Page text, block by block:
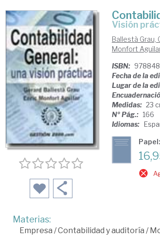
visión
Ballestà Grau,
Monfort
ISBN:
Fecha de la
Lugar de la
Medidas: 23
Nº Pág.: 166
Idiomas:
Materias:
Empresa /Contabilidad y auditoría /